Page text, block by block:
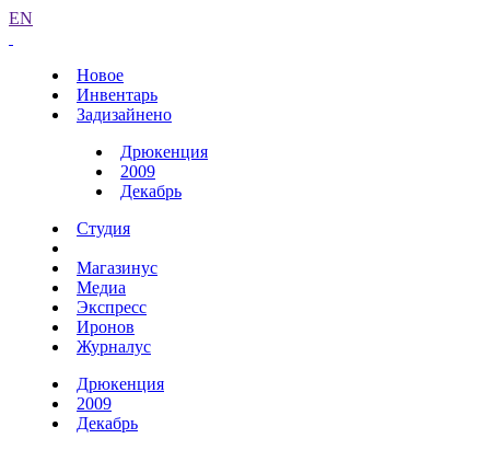
EN
Новое
Инвентарь
Задизайнено
Дрюкенция
2009
Декабрь
Студия
Магазинус
Медиа
Экспресс
Иронов
Журналус
Дрюкенция
2009
Декабрь